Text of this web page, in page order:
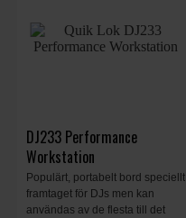
DJ233 Performance
Workstation
Populärt, portabelt bord speciellt
framtaget för DJs men kan
användas av de flesta till det